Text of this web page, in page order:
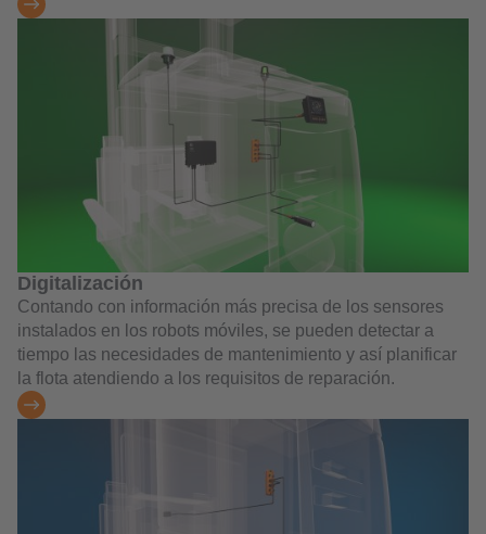
Digitalización
Contando con información más precisa de los sensores
instalados en los robots móviles, se pueden detectar a
tiempo las necesidades de mantenimiento y así planificar
la flota atendiendo a los requisitos de reparación.